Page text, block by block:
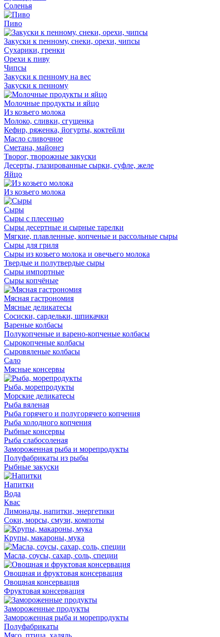
Соленья
Пиво
Закуски к пенному, снеки, орехи, чипсы
Сухарики, гренки
Орехи к пиву
Чипсы
Закуски к пенному на вес
Закуски к пенному
Молочные продукты и яйцо
Из козьего молока
Молоко, сливки, сгущенка
Кефир, ряженка, йогурты, коктейли
Масло сливочное
Сметана, майонез
Творог, творожные закуски
Десерты, глазированные сырки, суфле, желе
Яйцо
Из козьего молока
Сыры
Сыры с плесенью
Сыры десертные и сырные тарелки
Мягкие, плавленные, копченые и рассольные сыры
Сыры для гриля
Сыры из козьего молока и овечьего молока
Твердые и полутвердые сыры
Сыры импортные
Сыры копчёные
Мясная гастрономия
Мясные деликатесы
Сосиски, сардельки, шпикачки
Вареные колбасы
Полукопченые и варено-копченые колбасы
Сырокопченые колбасы
Сыровяленые колбасы
Сало
Мясные консервы
Рыба, морепродукты
Морские деликатесы
Рыба вяленая
Рыба горячего и полугорячего копчения
Рыба холодного копчения
Рыбные консервы
Рыба слабосоленая
Замороженная рыба и морепродукты
Полуфабрикаты из рыбы
Рыбные закуски
Напитки
Вода
Квас
Лимонады, напитки, энергетики
Соки, морсы, смузи, компоты
Крупы, макароны, мука
Масла, соусы, сахар, соль, специи
Овощная и фруктовая консервация
Овощная консервация
Фруктовая консервация
Замороженные продукты
Замороженная рыба и морепродукты
Полуфабрикаты
Мясо, птица, халяль